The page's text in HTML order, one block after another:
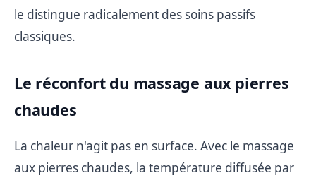
le distingue radicalement des soins passifs
classiques.
Le réconfort du massage aux pierres
chaudes
La chaleur n'agit pas en surface. Avec le massage
aux pierres chaudes, la température diffusée par